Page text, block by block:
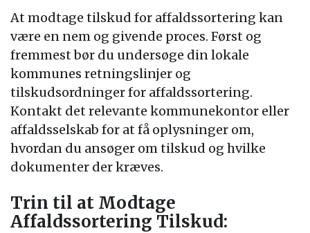
At modtage tilskud for affaldssortering kan
være en nem og givende proces. Først og
fremmest bør du undersøge din lokale
kommunes retningslinjer og
tilskudsordninger for affaldssortering.
Kontakt det relevante kommunekontor eller
affaldsselskab for at få oplysninger om,
hvordan du ansøger om tilskud og hvilke
dokumenter der kræves.
Trin til at Modtage
Affaldssortering Tilskud: